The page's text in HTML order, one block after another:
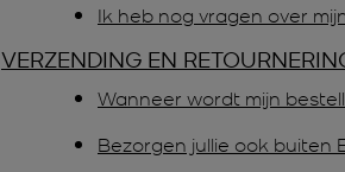
Ik heb nog vragen over
VERZENDING EN
Wanneer wordt mijn
Bezorgen jullie ook buiten